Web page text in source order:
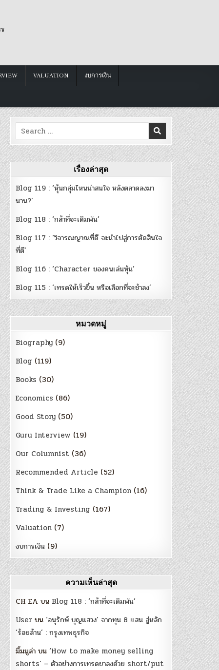
VALUATION งบการเงิน
Search
for:
เรื่องล่าสุด
Blog 119 : ‘หุ้นกลุ่มไหนน่าสนใจ หลังตลาดลงมา
นาน?’
Blog 118 : ‘กล้าที่จะเดิมพัน’
Blog 117 : ‘วิจารณญาณที่ดี จะนำไปสู่การตัดสินใจ
ที่ดี’
Blog 116 : ‘Character ของคนเล่นหุ้น’
Blog 115 : ‘เทรดให้เร็วขึ้น หรือเลือกที่จะช้าลง’
หมวดหมู่
Biography (9)
Blog (119)
Books (30)
Economics (86)
Good Story (50)
Guru Interview (19)
Our Columnist (36)
Recommended Article (52)
Think & Trade Like a Champion (16)
Trading & Investing (167)
Valuation (7)
งบการเงิน (9)
ความเห็นล่าสุด
CH EA บน Blog 118 : ‘กล้าที่จะเดิมพัน’
User บน‘อนุรักษ์ บุญแสวง’ จากทุน 8 แสน สู่หลัก
‘ร้อยล้าน’ : กรุงเทพธุรกิจ
มิ้มมูล่า บน‘How to make money selling
shorts’ – ตัวอย่างการเทรดขาลงด้วย short/put